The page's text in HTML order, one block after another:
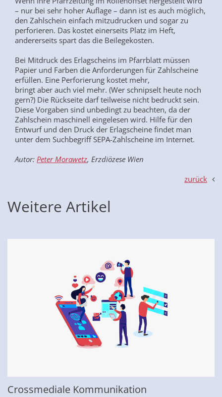
– nur bei sehr hoher Auflage – dann ist es auch möglich,
den Zahlschein einfach mitzudrucken und sogar zu
perforieren. Das kostet einerseits Platz im Heft,
andererseits spart das die Beilegekosten.
Bei Mitdruck des Erlagscheins im Pfarrblatt müssen
Papier und Farben die Anforderungen für Zahlscheine
erfüllen. Eine Perforierung kostet mehr,
bringt aber auch viel mehr. (Wer schnipselt heute noch
gern?) Die Rückseite darf teilweise nicht bedruckt sein.
Diese Vorgaben sind unbedingt zu beachten, da der
Zahlschein maschinell eingelesen wird. Hilfe für den
Entwurf und den Druck der Erlagscheine findet man
unter dem Suchbegriff SEPA-Zahlscheine im Internet.
Autor: Peter Morawetz, Erzdiözese Wien
zurück
Weitere Artikel
Crossmediale Kommunikation